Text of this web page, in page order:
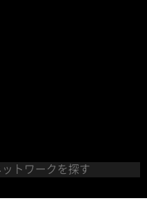
トワークを探す